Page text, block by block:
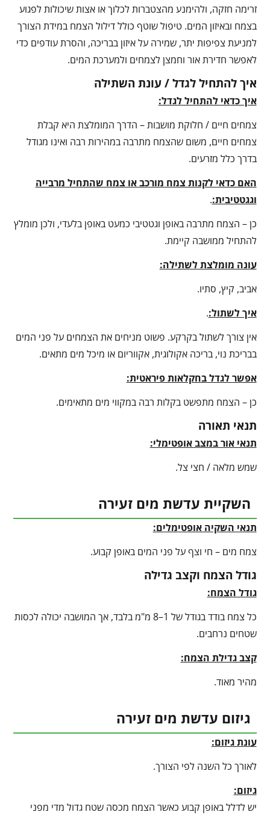
זרימה חזקה, ולהימנע מהצטברות לכלוך או אצות שיכולות לפגוע
בצמח ובאיזון המים. טיפול שוטף כולל דילול הצמח במידת הצורך
למניעת צפיפות יתר, שמירה על איזון בבריכה, והסרת עודפים כדי
לאפשר חדירת אור וחמצן לצמחים ולמערכת המים.
איך להתחיל לגדל / עונת השתילה
איך כדאי להתחיל לגדל:
צמחים חיים / חלוקת מושבות – הדרך המומלצת היא קבלת
צמחים חיים, משום שהצמח מתרבה במהירות רבה ואינו מגודל
בדרך כלל מזרעים.
האם כדאי לקנות צמח מורכב או צמח שהתחיל מרבייה
וגגטטיבית:.
כן – הצמח מתרבה באופן וגטטיבי כמעט באופן בלעדי, ולכן מומלץ
להתחיל ממושבה קיימת.
עונה מומלצת לשתילה:
אביב, קיץ, סתיו.
איך לשתול:.
אין צורך לשתול בקרקע. פשוט מניחים את הצמחים על פני המים
בבריכת נוי, בריכה אקולוגית, אקווריום או מיכל מים מתאים.
אפשר לגדל בחקלאות פיראטית:
כן – הצמח מתפשט בקלות רבה במקווי מים מתאימים.
תנאי תאורה
תנאי אור במצב אופטימלי:
שמש מלאה / חצי צל.
השקיית עדשת מים זעירה
תנאי השקיה אופטימלים:
צמח מים – חי וצף על פני המים באופן קבוע.
גודל הצמח וקצב גדילה
גודל הצמח:
כל צמח בודד בגודל של 1–8 מ"מ בלבד, אך המושבה יכולה לכסות
שטחים נרחבים.
קצב גדילת הצמח:
מהיר מאוד.
גיזום עדשת מים זעירה
עונת גיזום:
לאורך כל השנה לפי הצורך.
גיזום:
יש לדלל באופן קבוע כאשר הצמח מכסה שטח גדול מדי מפני